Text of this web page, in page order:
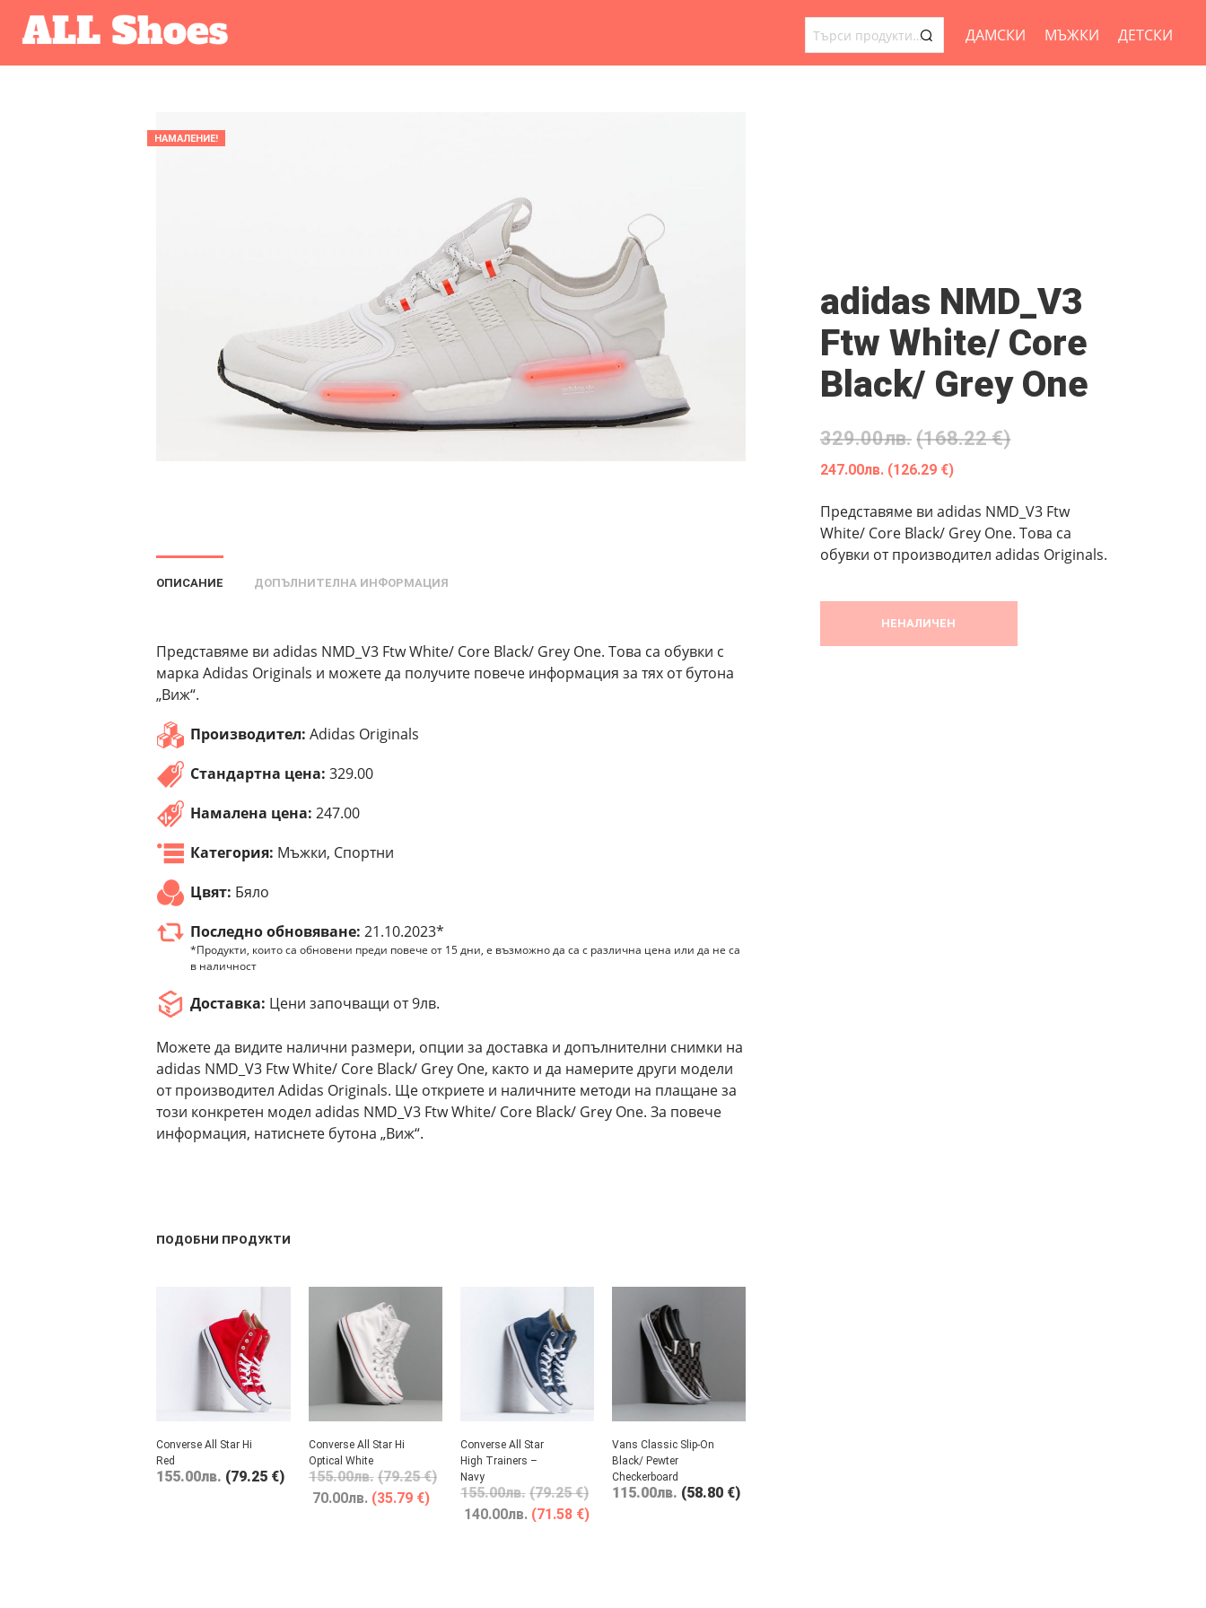
ТЪРСЕНЕ
ДАМСКИ МЪЖКИ ДЕТСКИ
НАМАЛЕНИЕ!
adidas NMD_V3
Ftw White/ Core
Black/ Grey One
329.00лв. (168.22 €)
247.00лв. (126.29 €)
Представяме ви adidas NMD_V3 Ftw
White/ Core Black/ Grey One. Това са
обувки от производител adidas Originals.
НЕНАЛИЧЕН
ОПИСАНИЕ ДОПЪЛНИТЕЛНА ИНФОРМАЦИЯ
Представяме ви adidas NMD_V3 Ftw White/ Core Black/ Grey One. Това са обувки с
марка Adidas Originals и можете да получите повече информация за тях от бутона
„Виж“.
Производител: Adidas Originals
Стандартна цена: 329.00
Намалена цена: 247.00
Категория: Мъжки, Спортни
Цвят: Бяло
Последно обновяване: 21.10.2023*
*Продукти, които са обновени преди повече от 15 дни, е възможно да са с различна цена или да не са
в наличност
Доставка: Цени започващи от 9лв.
Можете да видите налични размери, опции за доставка и допълнителни снимки на
adidas NMD_V3 Ftw White/ Core Black/ Grey One, както и да намерите други модели
от производител Adidas Originals. Ще откриете и наличните методи на плащане за
този конкретен модел adidas NMD_V3 Ftw White/ Core Black/ Grey One. За повече
информация, натиснете бутона „Виж“.
ПОДОБНИ ПРОДУКТИ
Converse All Star Hi
Red
155.00лв. (79.25 €)
Converse All Star Hi
Optical White
155.00лв. (79.25 €)
70.00лв. (35.79 €)
Converse All Star
High Trainers –
Navy
155.00лв. (79.25 €)
140.00лв. (71.58 €)
Vans Classic Slip-On
Black/ Pewter
Checkerboard
115.00лв. (58.80 €)